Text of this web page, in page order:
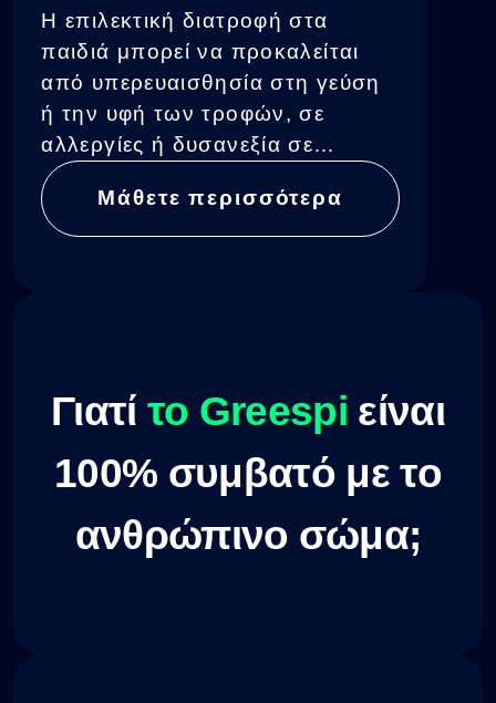
Η επιλεκτική διατροφή στα
παιδιά μπορεί να προκαλείται
από υπερευαισθησία στη γεύση
ή την υφή των τροφών, σε
αλλεργίες ή δυσανεξία σε
συγκεκριμένα συστατικά, μια
συνήθεια κατανάλωσης
μονότονων γευμάτων, καθώς
Μάθετε περισσότερα
Γιατί το Greespі είναι
100% συμβατό με το
ανθρώπινο σώμα;